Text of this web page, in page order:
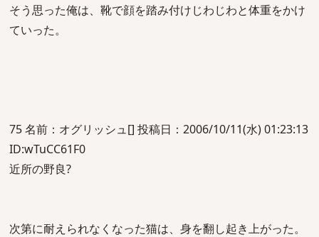
そう思った俺は、靴で顔を踏み付けじわじわと体重をかけ
ていった。
75 名前：オグリッシュ[] 投稿日：2006/10/11(水) 01:23:13
ID:wTuCC61F0
近所の野良?
次第に耐えられなくなった猫は、身を翻し起き上がった。